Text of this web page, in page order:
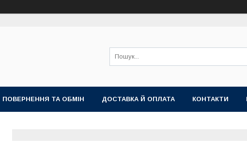
ПОВЕРНЕННЯ ТА ОБМІН ДОСТАВКА Й ОПЛАТА КОНТАКТИ